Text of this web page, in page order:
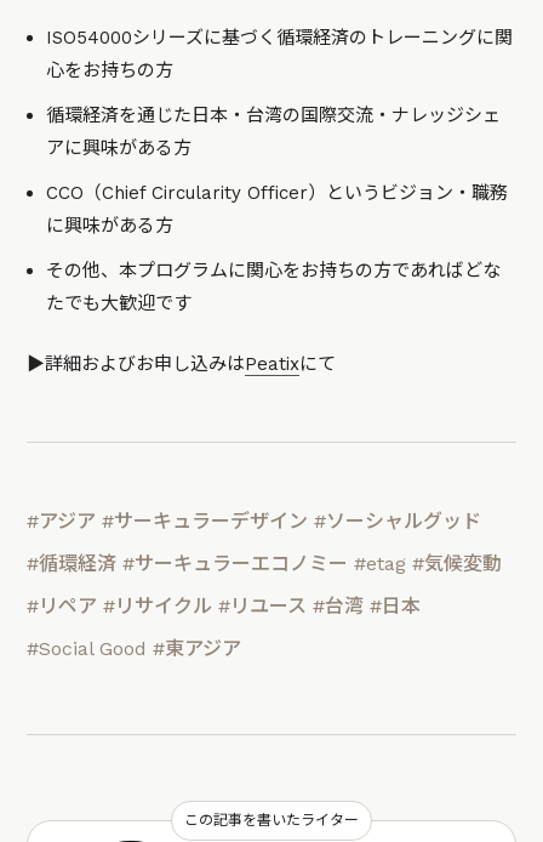
ISO54000シリーズに基づく循環経済のトレーニングに関
心をお持ちの方
循環経済を通じた日本・台湾の国際交流・ナレッジシェ
アに興味がある方
CCO（Chief Circularity Officer）というビジョン・職務
に興味がある方
その他、本プログラムに関心をお持ちの方であればどな
たでも大歓迎です
▶︎詳細およびお申し込みはPeatixにて
#アジア #サーキュラーデザイン #ソーシャルグッド
#循環経済 #サーキュラーエコノミー #etag #気候変動
#リペア #リサイクル #リユース #台湾 #日本
#Social Good #東アジア
この記事を書いたライター